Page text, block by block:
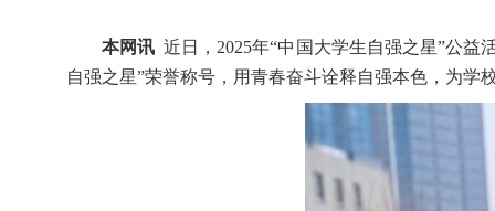
本网讯 近日，2025年“中国大学生自强之星”公益
自强之星”荣誉称号，用青春奋斗诠释自强本色，为学